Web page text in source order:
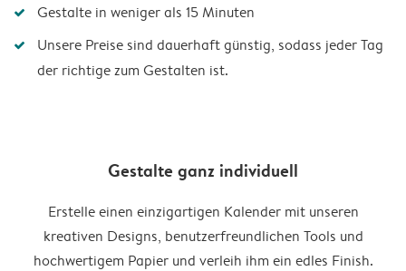
Gestalte in weniger als 15 Minuten
Unsere Preise sind dauerhaft günstig, sodass jeder Tag
der richtige zum Gestalten ist.
Gestalte ganz individuell
Erstelle einen einzigartigen Kalender mit unseren
kreativen Designs, benutzerfreundlichen Tools und
hochwertigem Papier und verleih ihm ein edles Finish.